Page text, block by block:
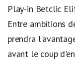
Play-in Betclic
Entre ambitions
prendra
avant le coup